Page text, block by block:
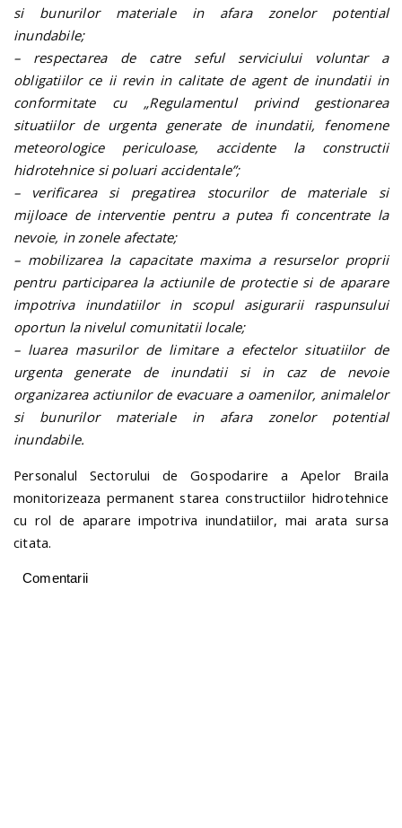
si bunurilor materiale in afara zonelor potential
inundabile;
– respectarea de catre seful serviciului voluntar a
obligatiilor ce ii revin in calitate de agent de inundatii in
conformitate cu „Regulamentul privind gestionarea
situatiilor de urgenta generate de inundatii, fenomene
meteorologice periculoase, accidente la constructii
hidrotehnice si poluari accidentale”;
– verificarea si pregatirea stocurilor de materiale si
mijloace de interventie pentru a putea fi concentrate la
nevoie, in zonele afectate;
– mobilizarea la capacitate maxima a resurselor proprii
pentru participarea la actiunile de protectie si de aparare
impotriva inundatiilor in scopul asigurarii raspunsului
oportun la nivelul comunitatii locale;
– luarea masurilor de limitare a efectelor situatiilor de
urgenta generate de inundatii si in caz de nevoie
organizarea actiunilor de evacuare a oamenilor, animalelor
si bunurilor materiale in afara zonelor potential
inundabile.
Personalul Sectorului de Gospodarire a Apelor Braila
monitorizeaza permanent starea constructiilor hidrotehnice
cu rol de aparare impotriva inundatiilor, mai arata sursa
citata.
Comentarii